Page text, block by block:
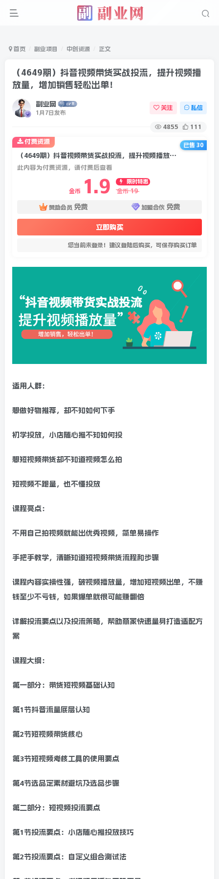
首页 副业项目 中创资源 正文
（4649期）抖音视频带货实战投流，提升视频播
放量，增加销售轻松出单！
副业网
1月7日发布
关注 私信
4855 111
（4649期）抖音视频带货实战投流，提升视频播放量，增加销售轻松出单！
此内容为付费资源，请付费后查看
金币 1.9
限时特惠
金币 19
赞助会员 免费 加盟合伙 免费
立即购买
您当前未登录！建议登陆后购买，可保存购买订单
付费资源
已售 30
适用人群：
想做好物推荐，却不知如何下手
初学投放，小店随心推不知如何投
想短视频带货却不知道视频怎么拍
短视频不跑量，也不懂投放
课程亮点：
不用自己拍视频就能出优秀视频，简单易操作
手把手教学，清晰知道短视频带货流程和步骤
课程内容实操性强，破视频播放量，增加短视频出单，不赚
钱至少不亏钱，如果爆单就很可能赚翻倍
详解投流要点以及投流策略，帮助商家快速量身打造适配方
案
课程大纲：
第一部分：带货短视频基础认知
第1节抖音流量底层认知
第2节短视频带货核心
第3节短视频考核工具的使用要点
第4节选品定素材避坑及选品步骤
第二部分：短视频投流要点
第1节投流要点：小店随心推投放技巧
第2节投流要点：自定义组合测试法